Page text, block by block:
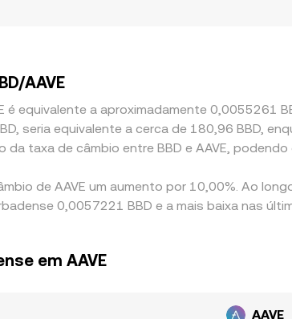
AAVE
é equivalente a aproximadamente 0,0055261
seria equivalente a cerca de 180,96 BBD,
da taxa de câmbio entre BBD e AAVE,
de AAVE um aumento por 10,00%. Ao
0,0057221 BBD e a mais baixa nas
em AAVE
AAVE